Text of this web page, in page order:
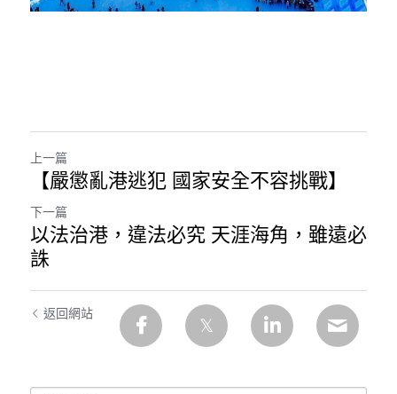
上一篇
【嚴懲亂港逃犯 國家安全不容挑戰】
下一篇
以法治港，違法必究 天涯海角，雖遠必
誅
返回網站